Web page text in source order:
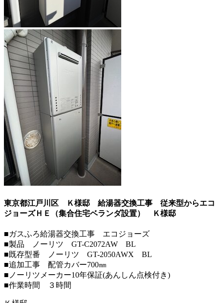
東京都江戸川区 Ｋ様邸 給湯器交換工事 従来型からエコ
ジョーズＨＥ（集合住宅ベランダ設置）
Ｋ様邸
■ガスふろ給湯器交換工事 エコジョーズ
■製品 ノーリツ GT-C2072AW BL
■既存型番 ノーリツ GT-2050AWX BL
■追加工事 配管カバー700㎜
■ノーリツメーカー10年保証(あんしん点検付き)
■作業時間 ３時間